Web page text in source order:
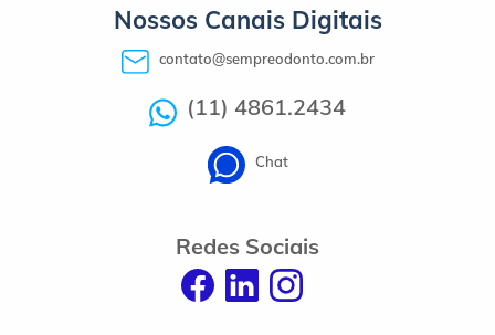
Nossos Canais Digitais
contato@sempreodonto.com.br
(11) 4861.2434
Chat
Redes Sociais